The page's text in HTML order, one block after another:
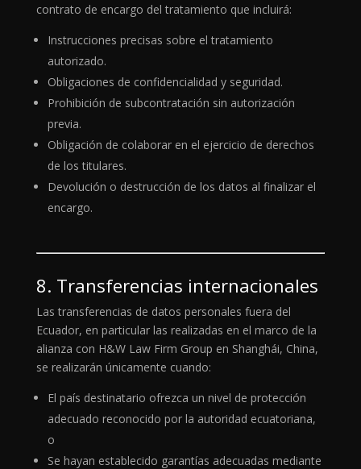
contrato de encargo del tratamiento que incluirá:
Instrucciones precisas sobre el tratamiento
autorizado.
Obligaciones de confidencialidad y seguridad.
Prohibición de subcontratación sin autorización
previa.
Obligación de colaborar en el ejercicio de derechos
de los titulares.
Devolución o destrucción de los datos al finalizar el
encargo.
8. Transferencias internacionales
Las transferencias de datos personales fuera del
Ecuador, en particular las realizadas en el marco de la
alianza con H&W Law Firm Group en Shanghái, China,
se realizarán únicamente cuando:
El país destinatario ofrezca un nivel de protección
adecuado reconocido por la autoridad ecuatoriana,
o
Se hayan establecido garantías adecuadas mediante